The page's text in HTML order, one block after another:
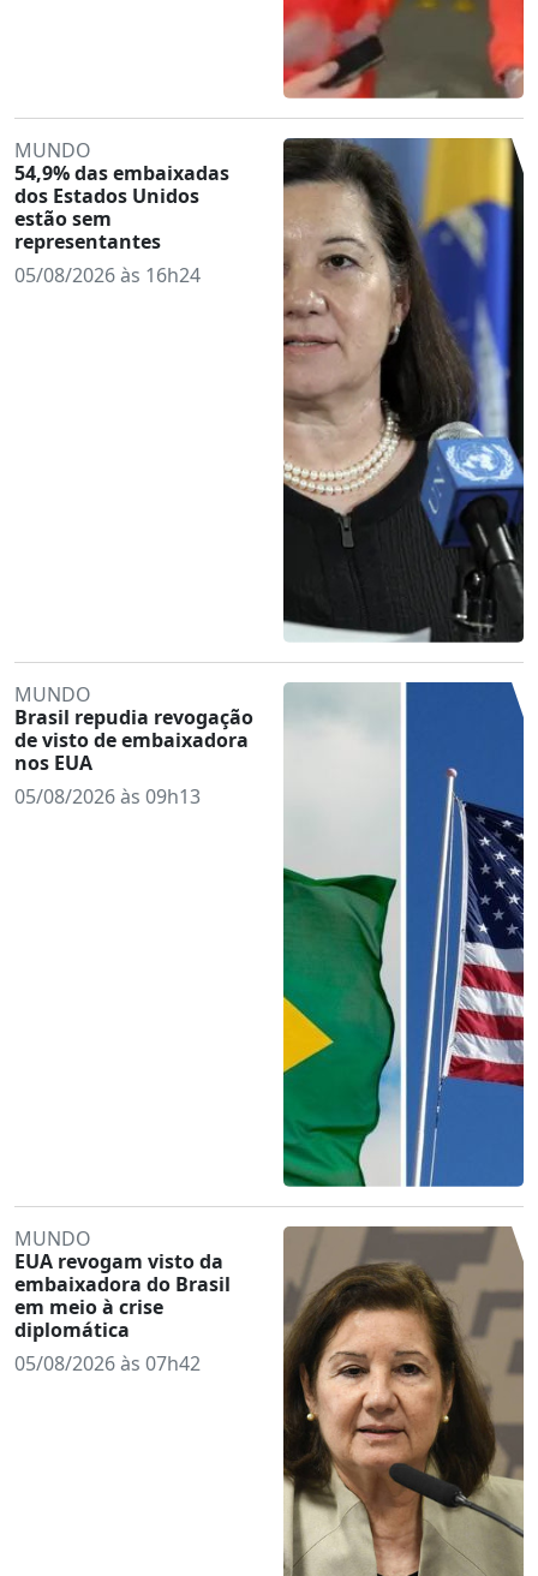
MUNDO
54,9% das embaixadas
dos Estados Unidos
estão sem
representantes
05/08/2026 às 16h24
MUNDO
Brasil repudia revogação
de visto de embaixadora
nos EUA
05/08/2026 às 09h13
MUNDO
EUA revogam visto da
embaixadora do Brasil
em meio à crise
diplomática
05/08/2026 às 07h42